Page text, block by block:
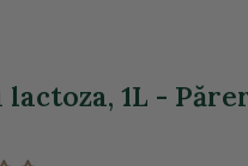
1L -